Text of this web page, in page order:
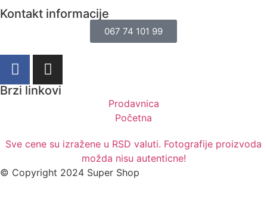
Kontakt informacije
067 74 101 99
Brzi linkovi
Prodavnica
Početna
Sve cene su izražene u RSD valuti. Fotografije proizvoda
možda nisu autenticne!
© Copyright 2024 Super Shop